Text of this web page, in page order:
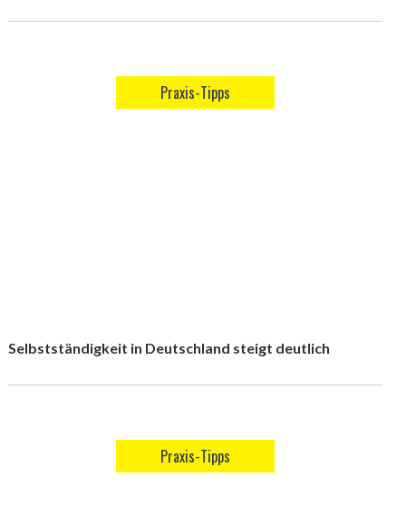
Praxis-Tipps
Selbstständigkeit in Deutschland steigt deutlich
Praxis-Tipps